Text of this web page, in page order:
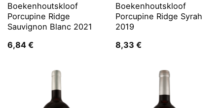
Boekenhoutskloof
Porcupine Ridge
Sauvignon Blanc 2021
6,84 €
Boekenhoutskloof
Porcupine Ridge Syrah
2019
8,33 €